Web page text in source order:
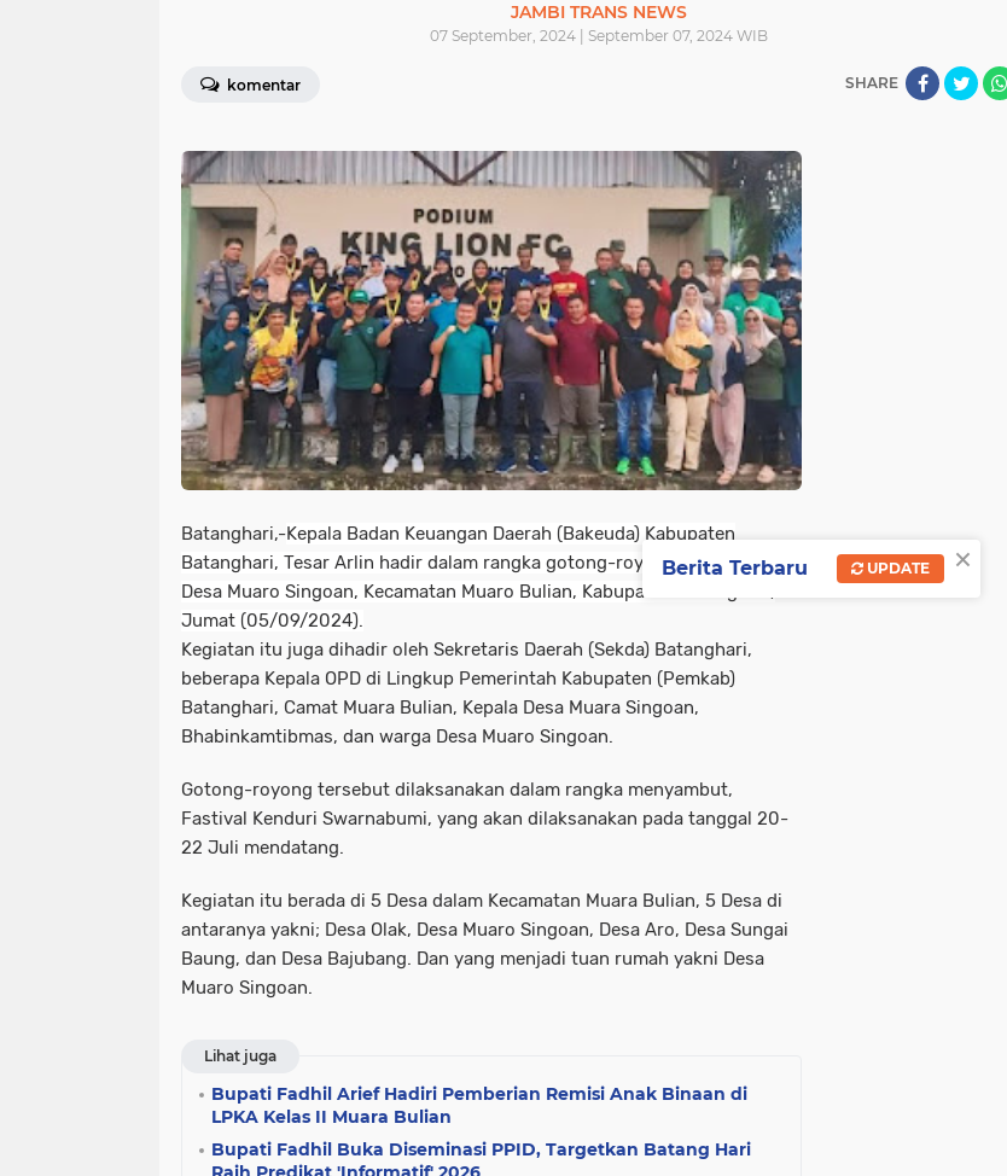
JAMBI TRANS NEWS
07 September, 2024 | September 07, 2024 WIB
komentar SHARE
Batanghari,-Kepala Badan Keuangan Daerah (Bakeuda) Kabupaten
Batanghari, Tesar Arlin hadir dalam rangka gotong-royong bersama di
Desa Muaro Singoan, Kecamatan Muaro Bulian, Kabupaten Batanghari,
Jumat (05/09/2024).
Kegiatan itu juga dihadir oleh Sekretaris Daerah (Sekda) Batanghari,
beberapa Kepala OPD di Lingkup Pemerintah Kabupaten (Pemkab)
Batanghari, Camat Muara Bulian, Kepala Desa Muara Singoan,
Bhabinkamtibmas, dan warga Desa Muaro Singoan.
Gotong-royong tersebut dilaksanakan dalam rangka menyambut,
Fastival Kenduri Swarnabumi, yang akan dilaksanakan pada tanggal 20-
22 Juli mendatang.
Kegiatan itu berada di 5 Desa dalam Kecamatan Muara Bulian, 5 Desa di
antaranya yakni; Desa Olak, Desa Muaro Singoan, Desa Aro, Desa Sungai
Baung, dan Desa Bajubang. Dan yang menjadi tuan rumah yakni Desa
Muaro Singoan.
Lihat juga
Bupati Fadhil Arief Hadiri Pemberian Remisi Anak Binaan di
LPKA Kelas II Muara Bulian
Bupati Fadhil Buka Diseminasi PPID, Targetkan Batang Hari
×
Berita Terbaru UPDATE